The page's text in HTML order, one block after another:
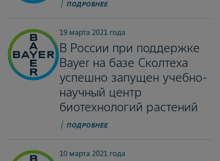
ПОДРОБНЕЕ
19 марта 2021 года
В России при поддержке
Bayer на базе Сколтеха
успешно запущен учебно-
научный центр
биотехнологий растений
ПОДРОБНЕЕ
10 марта 2021 года